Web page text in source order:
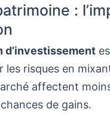
:
les risques en
affectent
de gains.